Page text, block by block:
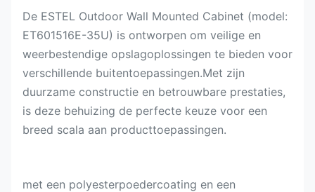
De ESTEL Outdoor Wall Mounted Cabinet (model:
ET601516E-35U) is ontworpen om veilige en
weerbestendige opslagoplossingen te bieden voor
verschillende buitentoepassingen.Met zijn
duurzame constructie en betrouwbare prestaties,
is deze behuizing de perfecte keuze voor een
breed scala aan producttoepassingen.
met een polyesterpoedercoating en een